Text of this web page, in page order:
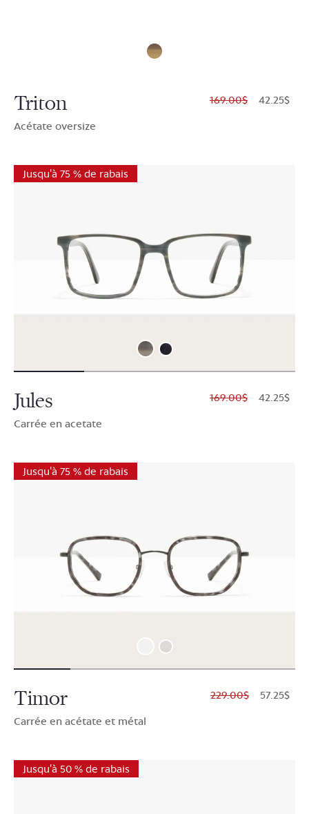
Triton
Acétate oversize
$169.00 $42.25
Jusqu'à 75 % de rabais
Jules
Carrée en acetate
$169.00 $42.25
Jusqu'à 75 % de rabais
Timor
Carrée en acétate et métal
$229.00 $57.25
Jusqu'à 50 % de rabais